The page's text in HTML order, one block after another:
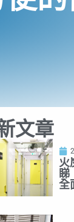
文章
火
睇
全